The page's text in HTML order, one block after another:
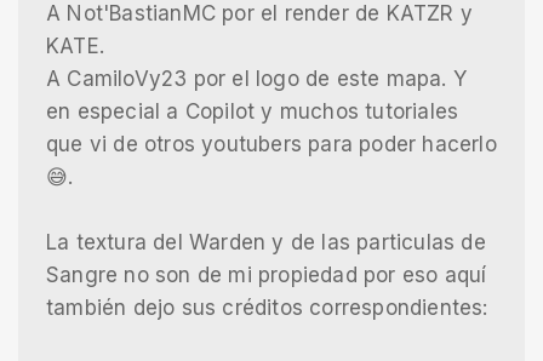
A Not'BastianMC por el render de KATZR y
KATE.
A CamiloVy23 por el logo de este mapa. Y
en especial a Copilot y muchos tutoriales
que vi de otros youtubers para poder hacerlo
😅.
La textura del Warden y de las particulas de
Sangre no son de mi propiedad por eso aquí
también dejo sus créditos correspondientes: